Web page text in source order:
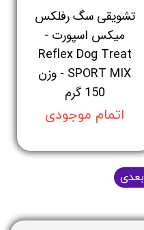
تشویقی سگ رفلکس
میکس اسپورت -
Reflex Dog Treat
SPORT MIX - وزن
150 گرم
اتمام موجودی
بعدی